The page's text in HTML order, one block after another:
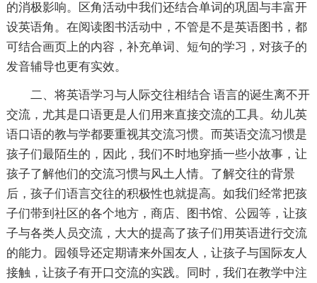
的消极影响。区角活动中我们还结合单词的巩固与丰富开
设英语角。在阅读图书活动中，不管是不是英语图书，都
可结合画页上的内容，补充单词、短句的学习，对孩子的
发音辅导也更有实效。
二、将英语学习与人际交往相结合 语言的诞生离不开
交流，尤其是口语更是人们用来直接交流的工具。幼儿英
语口语的教与学都要重视其交流习惯。而英语交流习惯是
孩子们最陌生的，因此，我们不时地穿插一些小故事，让
孩子了解他们的交流习惯与风土人情。了解交往的背景
后，孩子们语言交往的积极性也就提高。如我们经常把孩
子们带到社区的各个地方，商店、图书馆、公园等，让孩
子与各类人员交流，大大的提高了孩子们用英语进行交流
的能力。园领导还定期请来外国友人，让孩子与国际友人
接触，让孩子有开口交流的实践。同时，我们在教学中注